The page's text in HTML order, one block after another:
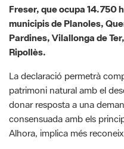
Ripollès.
La declaració permetrà
patrimoni natural amb el
donar resposta a una
consensuada amb els
Alhora, implica més
El nou parc serà el catorzè
Catalunya i comptarà amb
amb els objectius de